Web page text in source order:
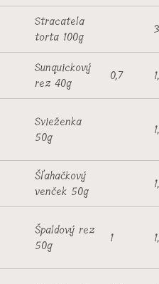
Stracatela
torta 100g
Sunquickový
rez 40g
0,7
Svieženka
50g
Šľahačkový
venček 50g
Špaldový rez
50g
1